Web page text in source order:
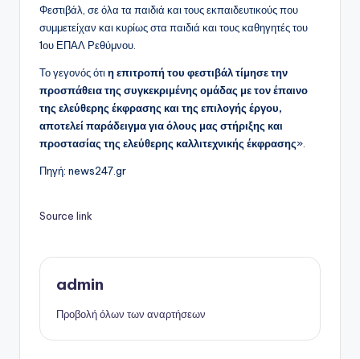
Φεστιβάλ, σε όλα τα παιδιά και τους εκπαιδευτικούς που
συμμετείχαν και κυρίως στα παιδιά και τους καθηγητές του
1ου ΕΠΑΛ Ρεθύμνου.
Το γεγονός ότι η επιτροπή του φεστιβάλ τίμησε την
προσπάθεια της συγκεκριμένης ομάδας με τον έπαινο
της ελεύθερης έκφρασης και της επιλογής έργου,
αποτελεί παράδειγμα για όλους μας στήριξης και
προστασίας της ελεύθερης καλλιτεχνικής έκφρασης».
Πηγή: news247.gr
Source link
admin
Προβολή όλων των αναρτήσεων